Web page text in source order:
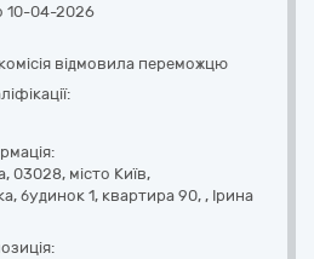
10-04-2026
відмовила переможцю
03028, місто Київ,
будинок 1, квартира 90, , Ірина